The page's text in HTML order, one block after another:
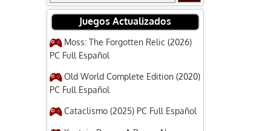
Juegos Actualizados
Moss: The Forgotten Relic (2026)
PC Full Español
Old World Complete Edition (2020)
PC Full Español
Cataclismo (2025) PC Full Español